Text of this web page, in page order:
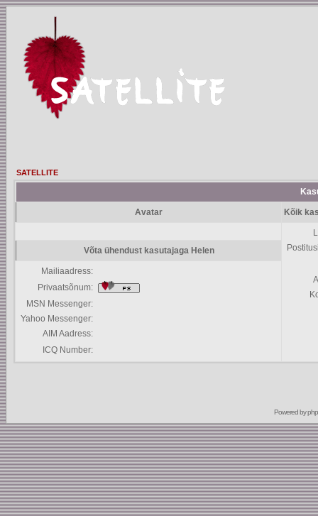
SATELLITE
Avatar Kõik
Võta ühendust kasutajaga Helen
Mailiaadress:
Privaatsõnum:
MSN Messenger:
Yahoo Messenger:
AIM Aadress:
ICQ Number:
Powered by